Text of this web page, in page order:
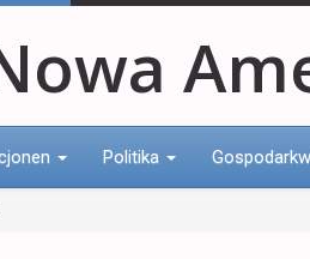
Politika